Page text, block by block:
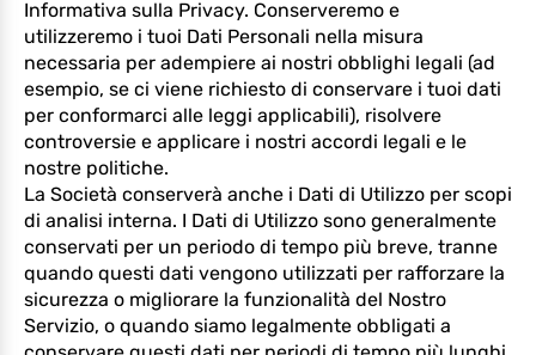
Informativa sulla Privacy. Conserveremo e
utilizzeremo i tuoi Dati Personali nella misura
necessaria per adempiere ai nostri obblighi legali (ad
esempio, se ci viene richiesto di conservare i tuoi dati
per conformarci alle leggi applicabili), risolvere
controversie e applicare i nostri accordi legali e le
nostre politiche.
La Società conserverà anche i Dati di Utilizzo per scopi
di analisi interna. I Dati di Utilizzo sono generalmente
conservati per un periodo di tempo più breve, tranne
quando questi dati vengono utilizzati per rafforzare la
sicurezza o migliorare la funzionalità del Nostro
Servizio, o quando siamo legalmente obbligati a